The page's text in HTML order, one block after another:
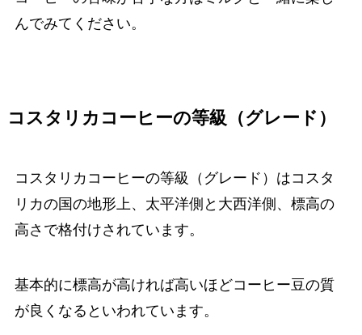
んでみてください。
コスタリカコーヒーの等級（グレード）
コスタリカコーヒーの等級（グレード）はコスタ
リカの国の地形上、太平洋側と大西洋側、標高の
高さで格付けされています。
基本的に標高が高ければ高いほどコーヒー豆の質
が良くなるといわれています。